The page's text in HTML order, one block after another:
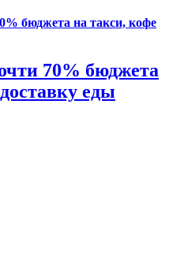
70% бюджета
еды